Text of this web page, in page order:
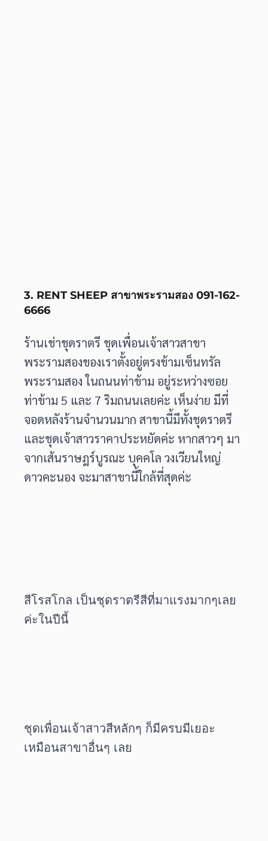
3. RENT SHEEP สาขาพระรามสอง 091-162-
6666
ร้านเช่าชุดราตรี ชุดเพื่อนเจ้าสาวสาขา
พระรามสองของเราตั้งอยู่ตรงข้ามเซ็นทรัล
พระรามสอง ในถนนท่าข้าม อยู่ระหว่างซอย
ท่าข้าม 5 และ 7 ริมถนนเลยค่ะ เห็นง่าย มีที่
จอดหลังร้านจำนวนมาก สาขานี้มีทั้งชุดราตรี
และชุดเจ้าสาวราคาประหยัดค่ะ หากสาวๆ มา
จากเส้นราษฎร์บูรณะ บุคคโล วงเวียนใหญ่
ดาวคะนอง จะมาสาขานี้ใกล้ที่สุดค่ะ
สีโรสโกล เป็นชุดราตรีสีที่มาแรงมากๆเลย
ค่ะในปีนี้
ชุดเพื่อนเจ้าสาวสีหลักๆ ก็มีครบมีเยอะ
เหมือนสาขาอื่นๆ เลย